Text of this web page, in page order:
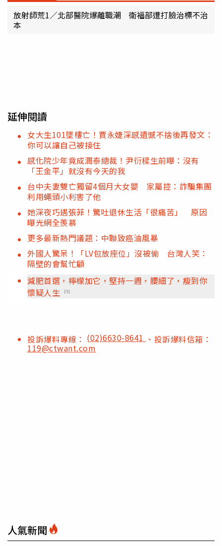
放射師荒1／北部醫院爆離職潮 衛福部遭打臉治標不治
本
延伸閱讀
女大生101墜樓亡！賈永婕深感遺憾不捨後再發文：
你可以讓自己被接住
感化院少年竟成潤泰總裁！尹衍樑生前曝：沒有
「王金平」就沒有今天的我
台中夫妻雙亡獨留4個月大女嬰 家屬控：詐騙集團
利用蠅頭小利害了他
她深夜巧遇張菲！驚吐退休生活「很痛苦」 原因
曝光網全羨慕
更多最新熱門議題：中聯致癌油風暴
外國人驚呆！「LV包放座位」沒被偷 台灣人笑：
隔壁的會幫忙顧
減肥首選，檸檬加它，堅持一週，腰細了，瘦到你
懷疑人生
PR
投訴爆料專線： (02)6630-8641 、投訴爆料信箱：
119@ctwant.com
人氣新聞